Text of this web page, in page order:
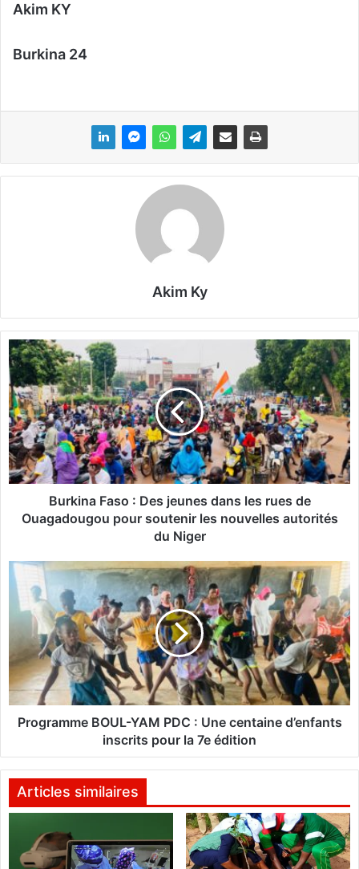
Akim KY
Burkina 24
Akim Ky
B
u
r
k
i
n
a
F
a
e
n
e
s
l
Burkina Faso : Des jeunes dans les rues de
Ouagadougou pour soutenir les nouvelles autorités
du Niger
P
a
m
m
e
U
L
Y
Programme BOUL-YAM PDC : Une centaine d’enfants
inscrits pour la 7e édition
Articles similaires